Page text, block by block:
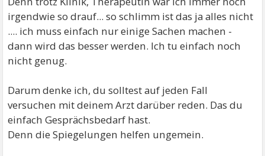
irgendwie so drauf... so schlimm ist das ja alles nicht
.... ich muss einfach nur einige Sachen machen -
dann wird das besser werden. Ich tu einfach noch
nicht genug.
Darum denke ich, du solltest auf jeden Fall
versuchen mit deinem Arzt darüber reden. Das du
einfach Gesprächsbedarf hast.
Denn die Spiegelungen helfen ungemein.